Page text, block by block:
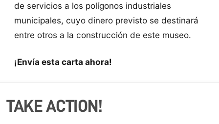
de servicios a los polígonos industriales
municipales, cuyo dinero previsto se destinará
entre otros a la construcción de este museo.
¡Envía esta carta ahora!
TAKE ACTION!